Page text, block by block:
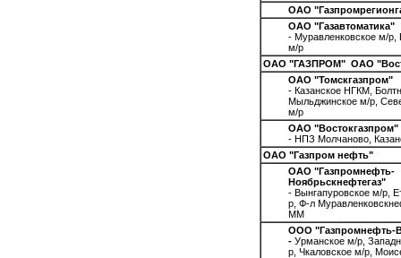
ОАО
ОАО "Газавтоматика"
- Муравленковское м/р,
м/р
ОАО "ГАЗПРОМ" ОАО
ОАО "Томскгазпром"
- Казанское НГКМ,
Мыльджинское м/р,
м/р
ОАО "Востокгазпром"
- НПЗ Молчаново,
ОАО "Газпром нефть"
ОАО "Газпромнефть-
Ноябрьскнефтегаз"
- Вынгапуровское м/р,
р, Ф-л
ММ
ООО "Газпромнефть-
- Урманское м/р,
р, Чкаловское м/р,